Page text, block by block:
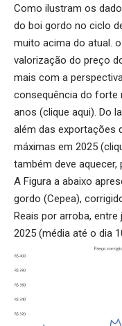
Como ilustram os
do boi gordo no ciclo
muito acima do atual.
valorização do preço
mais com a
consequência do forte
anos (clique aqui). Do
além das exportações
máximas em 2025 (
também deve aquecer,
A Figura a abaixo
gordo (Cepea),
Reais por arroba, entre
2025 (média até o dia